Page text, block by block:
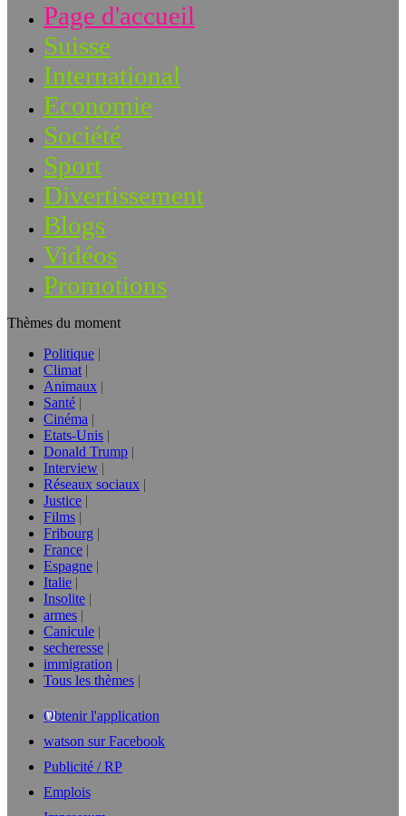
Page d'accueil
Suisse
International
Economie
Société
Sport
Divertissement
Blogs
Vidéos
Promotions
Thèmes du moment
Politique
Climat
Animaux
Santé
Cinéma
Etats-Unis
Donald Trump
Interview
Réseaux sociaux
Justice
Films
Fribourg
France
Espagne
Italie
Insolite
armes
Canicule
secheresse
immigration
Tous les thèmes
Obtenir l'application
watson sur Facebook
Publicité / RP
Emplois